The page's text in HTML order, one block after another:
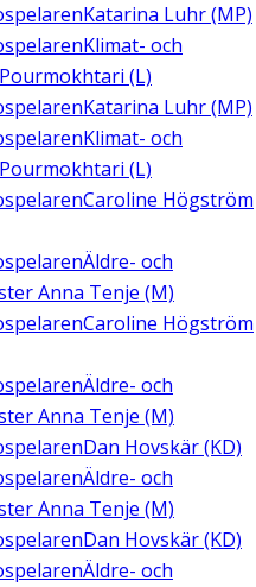
Katarina Luhr (MP)
Klimat- och
(L)
Katarina Luhr (MP)
Klimat- och
(L)
Caroline Högström
Äldre- och
Anna Tenje (M)
Caroline Högström
Äldre- och
Anna Tenje (M)
Dan Hovskär (KD)
Äldre- och
Anna Tenje (M)
Dan Hovskär (KD)
Äldre- och